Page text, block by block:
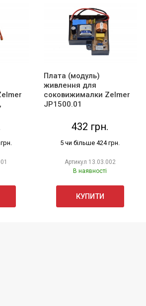
Плата (модуль)
живлення для
соковижималки Zelmer
JP1500.01
432 грн.
5 чи більше 424 грн.
Артикул 13.03.002
В наявності
КУПИТИ